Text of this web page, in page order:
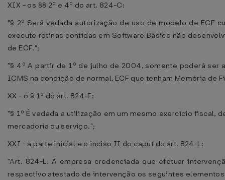
XIX - os §§ 2º e 4º do art. 824-C:
"§ 2º Será vedada autorização de uso de modelo de ECF
execute rotinas contidas em Software Básico não
de ECF.";
"§ 4º A partir de 1º de julho de 2004, somente poderá ser
ICMS na condição de normal, ECF que tenham Memória de
XX - o § 1º do art. 824-F:
"§ 1º É vedada a utilização em um mesmo exercício fiscal,
mercadoria ou serviço.";
XXI - a parte inicial e o inciso II do caput do art. 824-L:
"Art. 824-L. A empresa credenciada que efetuar
respectivo atestado de intervenção os seguintes